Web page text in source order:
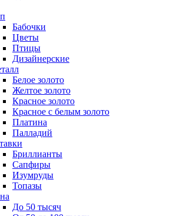
Бабочки
Цветы
Птицы
Дизайнерские
Белое золото
Желтое золото
Красное золото
Красное с белым золото
Платина
Палладий
Бриллианты
Сапфиры
Изумруды
Топазы
До 50 тысяч